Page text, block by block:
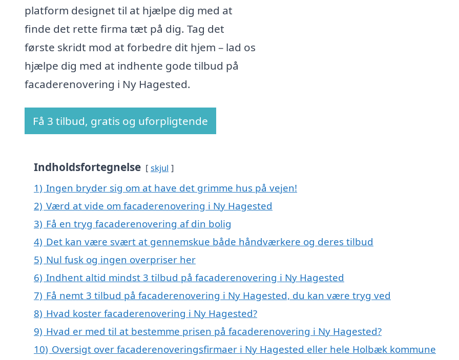
platform designet til at hjælpe dig med at
finde det rette firma tæt på dig. Tag det
første skridt mod at forbedre dit hjem – lad os
hjælpe dig med at indhente gode tilbud på
facaderenovering i Ny Hagested.
Få 3 tilbud, gratis og uforpligtende
Indholdsfortegnelse skjul
1) Ingen bryder sig om at have det grimme hus på vejen!
2) Værd at vide om facaderenovering i Ny Hagested
3) Få en tryg facaderenovering af din bolig
4) Det kan være svært at gennemskue både håndværkere og deres tilbud
5) Nul fusk og ingen overpriser her
6) Indhent altid mindst 3 tilbud på facaderenovering i Ny Hagested
7) Få nemt 3 tilbud på facaderenovering i Ny Hagested, du kan være tryg ved
8) Hvad koster facaderenovering i Ny Hagested?
9) Hvad er med til at bestemme prisen på facaderenovering i Ny Hagested?
10) Oversigt over facaderenoveringsfirmaer i Ny Hagested eller hele Holbæk kommune